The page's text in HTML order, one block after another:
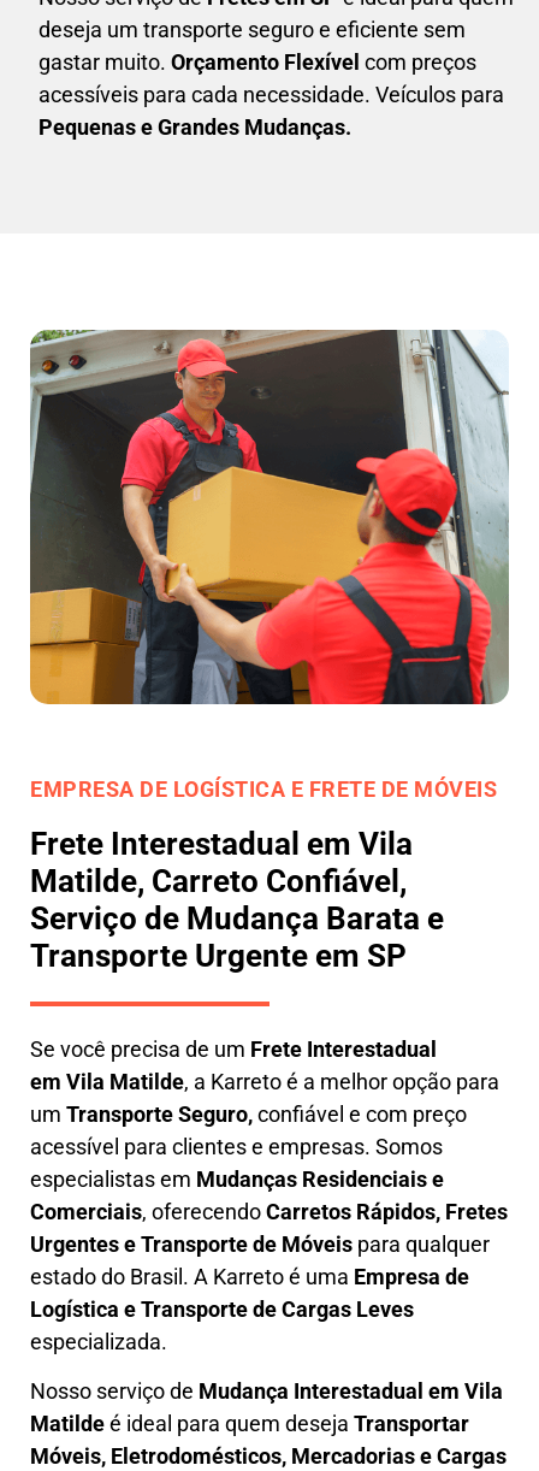
deseja um transporte seguro e eficiente sem
gastar muito. Orçamento Flexível com preços
acessíveis para cada necessidade. Veículos para
Pequenas e Grandes Mudanças.
EMPRESA DE LOGÍSTICA E FRETE DE MÓVEIS
Frete Interestadual em Vila
Matilde, Carreto Confiável,
Serviço de Mudança Barata e
Transporte Urgente em SP
Se você precisa de um Frete Interestadual
em Vila Matilde, a Karreto é a melhor opção para
um Transporte Seguro,confiável e com preço
acessível para clientes e empresas. Somos
especialistas em Mudanças Residenciais e
Comerciais, oferecendoCarretos Rápidos, Fretes
Urgentes e Transporte de Móveis para qualquer
estado do Brasil. A Karretoé uma Empresa de
Logística e Transporte de Cargas Leves
especializada.
Nosso serviço de Mudança Interestadual em Vila
Matildeé ideal para quem deseja Transportar
Móveis, Eletrodomésticos, Mercadorias e Cargas